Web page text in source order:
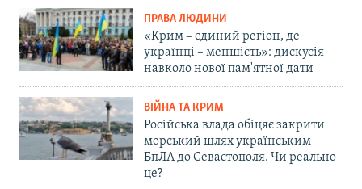
ПРАВА ЛЮДИНИ
«Крим – єдиний регіон, де
українці – меншість»: дискусія
навколо нової пам'ятної дати
ВІЙНА ТА КРИМ
Російська влада обіцяє закрити
морський шлях українським
БпЛА до Севастополя. Чи реально
це?